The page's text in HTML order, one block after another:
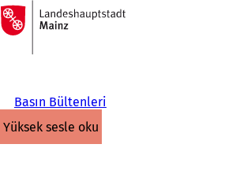
İçeriğe atla
Ana
sayfaya
Basın Bültenleri
yüksek sesle oku